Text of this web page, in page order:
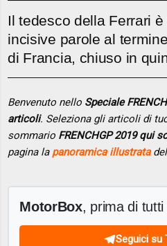
Il tedesco della Ferrari
incisive parole al
di Francia, chiuso in
Benvenuto nello Speciale
articoli. Seleziona gli articoli di
sommario FRENCHGP 2019 qui
pagina la panoramica illustrata
MotorBox, prima di tutti
Seguici su